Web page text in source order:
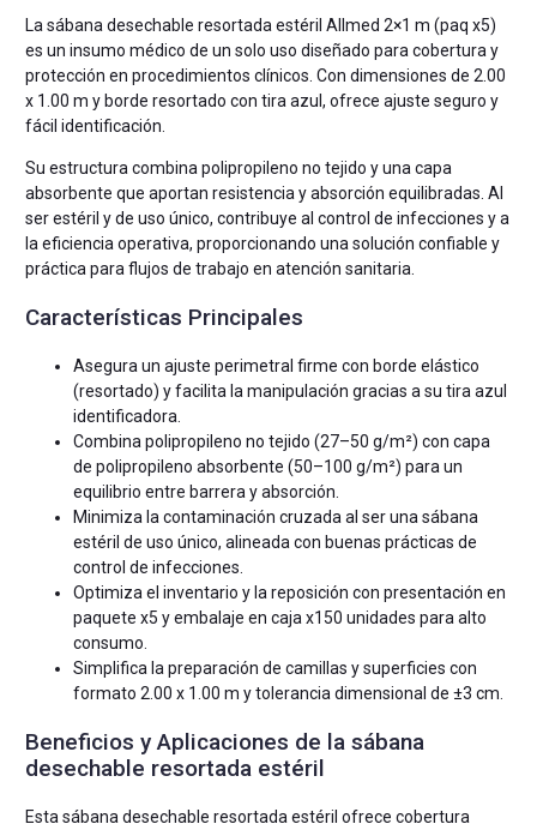
La sábana desechable resortada estéril Allmed 2×1 m (paq x5)
es un insumo médico de un solo uso diseñado para cobertura y
protección en procedimientos clínicos. Con dimensiones de 2.00
x 1.00 m y borde resortado con tira azul, ofrece ajuste seguro y
fácil identificación.
Su estructura combina polipropileno no tejido y una capa
absorbente que aportan resistencia y absorción equilibradas. Al
ser estéril y de uso único, contribuye al control de infecciones y a
la eficiencia operativa, proporcionando una solución confiable y
práctica para flujos de trabajo en atención sanitaria.
Características Principales
Asegura un ajuste perimetral firme con borde elástico
(resortado) y facilita la manipulación gracias a su tira azul
identificadora.
Combina polipropileno no tejido (27–50 g/m²) con capa
de polipropileno absorbente (50–100 g/m²) para un
equilibrio entre barrera y absorción.
Minimiza la contaminación cruzada al ser una sábana
estéril de uso único, alineada con buenas prácticas de
control de infecciones.
Optimiza el inventario y la reposición con presentación en
paquete x5 y embalaje en caja x150 unidades para alto
consumo.
Simplifica la preparación de camillas y superficies con
formato 2.00 x 1.00 m y tolerancia dimensional de ±3 cm.
Beneficios y Aplicaciones de la sábana
desechable resortada estéril
Esta sábana desechable resortada estéril ofrece cobertura